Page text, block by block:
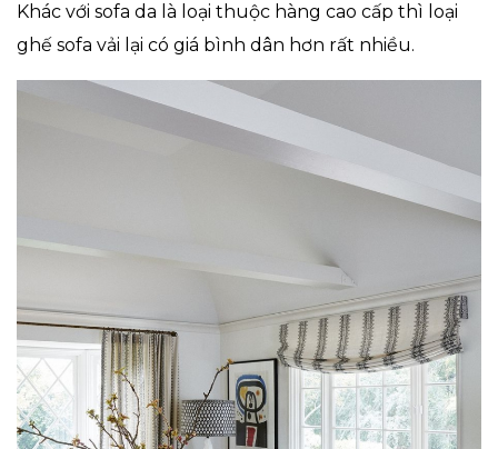
Khác với sofa da là loại thuộc hàng cao cấp thì loại
ghế sofa vải lại có giá bình dân hơn rất nhiều.